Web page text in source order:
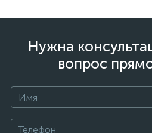
Нужна
вопрос